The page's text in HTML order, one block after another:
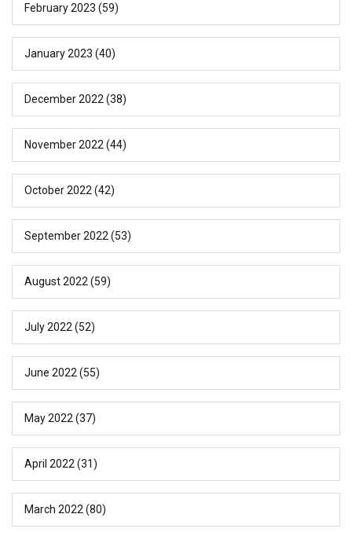
February 2023 (59)
January 2023 (40)
December 2022 (38)
November 2022 (44)
October 2022 (42)
September 2022 (53)
August 2022 (59)
July 2022 (52)
June 2022 (55)
May 2022 (37)
April 2022 (31)
March 2022 (80)